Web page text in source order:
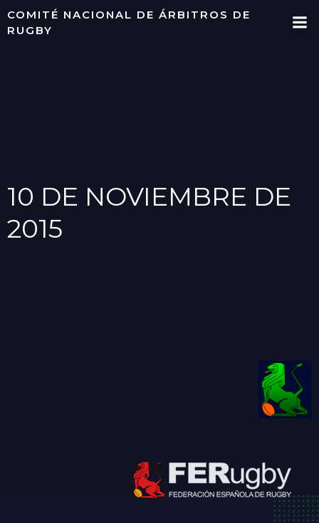
Saltar
COMITÉ NACIONAL DE ÁRBITROS DE
RUGBY
10 DE NOVIEMBRE DE
2015